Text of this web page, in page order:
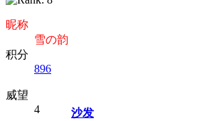
昵称
雪の韵
积分
896
威望
4
沙发